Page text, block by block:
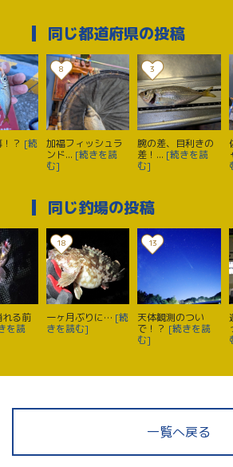
同じ都道府県の投稿
？ [続
8
加福フィッシュラ
ンド... [続きを読
む]
3
腕の差、目利きの
差！... [続きを読
む]
同じ釣場の投稿
る前
を読
18
一ヶ月ぶりに… [続
きを読む]
13
天体観測のつい
で！？ [続きを読
む]
一覧へ戻る